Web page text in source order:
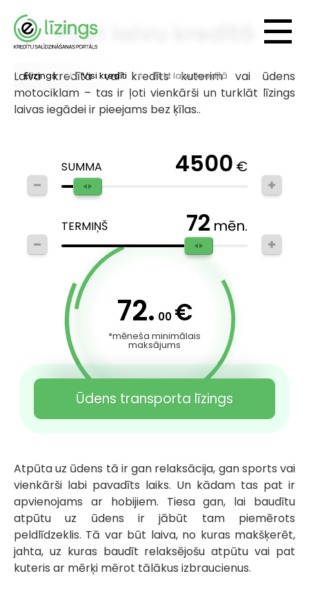
Elizings Visi kredīti Pirkt laivu kredītā
Pirkt laivu kredītā
Laiva kredīta vai kredīts kuterim vai ūdens
motociklam – tas ir ļoti vienkārši un turklāt līzings
laivas iegādei ir pieejams bez ķīlas..
SUMMA 4500 €
TERMIŅŠ 72 mēn.
72. 00 €
*mēneša minimālais
maksājums
Ūdens transporta līzings
Atpūta uz ūdens tā ir gan relaksācija, gan sports vai
vienkārši labi pavadīts laiks. Un kādam tas pat ir
apvienojams ar hobijiem. Tiesa gan, lai baudītu
atpūtu uz ūdens ir jābūt tam piemērots
peldlīdzeklis. Tā var būt laiva, no kuras makšķerēt,
jahta, uz kuras baudīt relaksējošu atpūtu vai pat
kuteris ar mērķi mērot tālākus izbraucienus.